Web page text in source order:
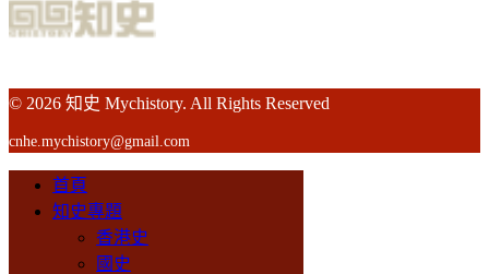
© 2026 知史 Mychistory. All Rights Reserved
cnhe.mychistory@gmail.com
首頁
知史專題
香港史
國史